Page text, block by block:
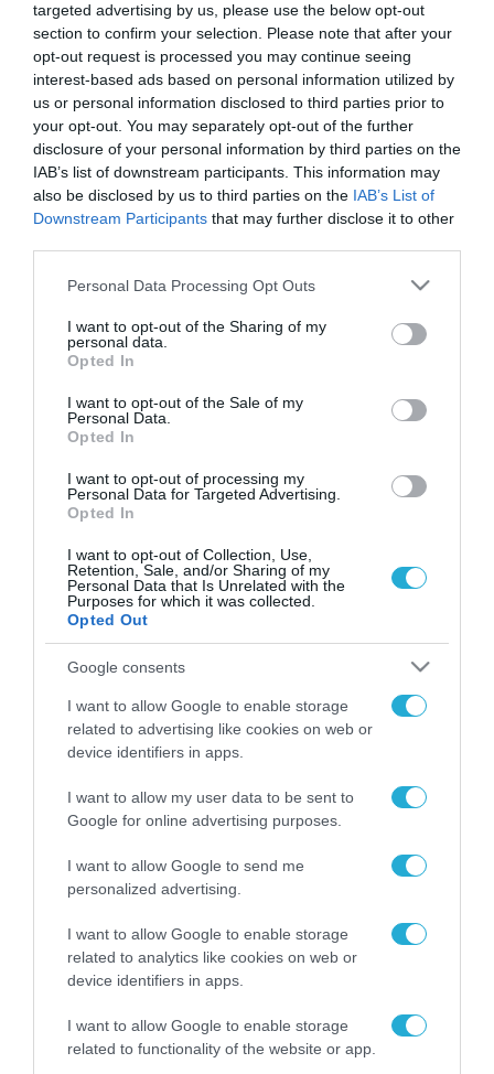
targeted advertising by us, please use the below opt-out
section to confirm your selection. Please note that after your
opt-out request is processed you may continue seeing
interest-based ads based on personal information utilized by
us or personal information disclosed to third parties prior to
your opt-out. You may separately opt-out of the further
disclosure of your personal information by third parties on the
IAB’s list of downstream participants. This information may
also be disclosed by us to third parties on the IAB’s List of
Downstream Participants that may further disclose it to other
Please note that this website/app uses one or more Google
not limited to your visit or usage behaviour. You may click to
grant or deny consent to Google and its third-party tags to
use your data for below specified purposes in below Google
consent section.
Personal Data Processing Opt Outs
I want to opt-out of the Sharing of my
personal data.
Opted In
I want to opt-out of the Sale of my
Personal Data.
Opted In
I want to opt-out of processing my
Personal Data for Targeted Advertising.
Opted In
I want to opt-out of Collection, Use,
Retention, Sale, and/or Sharing of my
Personal Data that Is Unrelated with the
Purposes for which it was collected.
Opted Out
Google consents
I want to allow Google to enable storage
related to advertising like cookies on web or
device identifiers in apps.
I want to allow my user data to be sent to
Google for online advertising purposes.
I want to allow Google to send me
personalized advertising.
I want to allow Google to enable storage
related to analytics like cookies on web or
device identifiers in apps.
I want to allow Google to enable storage
related to functionality of the website or app.
Τι ανέφερε ο εκπρόσωπος του Κρεμλίνου
Ρωσική προέλαση ενώ ο Β.Πούτιν μιλούσε
με τον Ν.Τραμπ: Τα ρωσικά στρατεύματα
αποδεκάτισαν 2 ουκρανικές Ταξιαρχίες!
Ο ρωσικός Στρατός συνεχίζει μεθοδικά και σταθερά
07.08.2026 | 19:02
Απετράπη το εγχείρημα
Ουκρανών για αντεπίθεση στο
Κολομίγτσι: Δείτε το πριν & το
μετά της προσπάθειάς τους